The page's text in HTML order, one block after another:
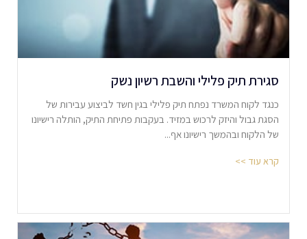
סגירת תיק פלילי והשבת רשיון נשק
כנגד לקוח המשרד נפתח תיק פלילי בגין חשד לביצוע עבירות של
הסגת גבול והיזק לרכוש במזיד. בעקבות פתיחת התיק, הותלה רישיונו
של הלקוח ובהמשך רישיונו אף...
קרא עוד >>